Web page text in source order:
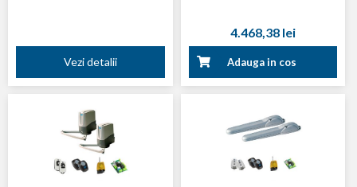
Vezi detalii
4.468,38 lei
Adauga in cos